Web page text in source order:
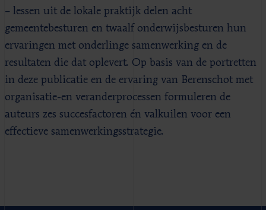
– lessen uit de lokale praktijk delen acht
gemeentebesturen en twaalf onderwijsbesturen hun
ervaringen met onderlinge samenwerking en de
resultaten die dat oplevert. Op basis van de portretten
in deze publicatie en de ervaring van Berenschot met
organisatie-en veranderprocessen formuleren de
auteurs zes succesfactoren én valkuilen voor een
effectieve samenwerkingsstrategie.